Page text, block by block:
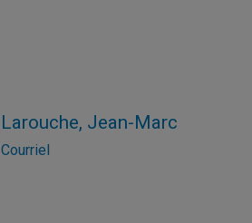
Larouche, Jean-Marc
Courriel